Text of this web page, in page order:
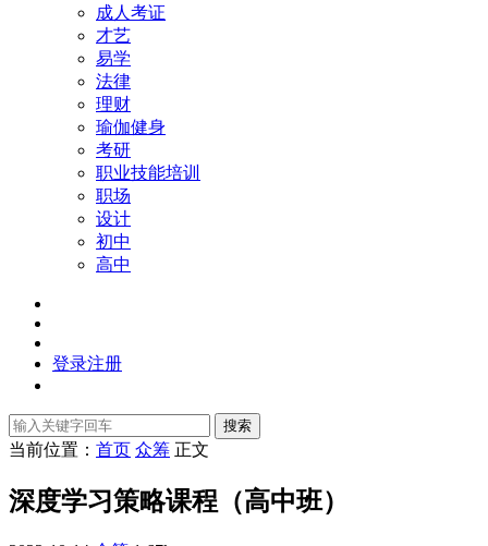
成人考证
才艺
易学
法律
理财
瑜伽健身
考研
职业技能培训
职场
设计
初中
高中
登录注册
搜索
当前位置： 首页 众筹 正文
深度学习策略课程（高中班）